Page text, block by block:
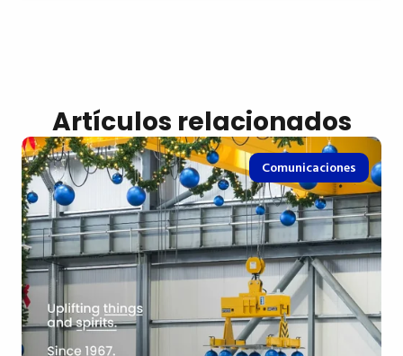
Artículos relacionados
Comunicaciones